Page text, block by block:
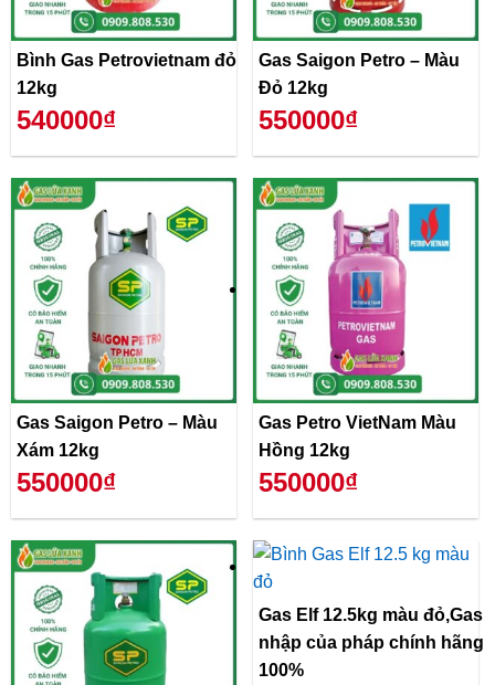
Bình Gas Petrovietnam đỏ
12kg
540000₫
Gas Saigon Petro – Màu
Đỏ 12kg
550000₫
Gas Saigon Petro – Màu
Xám 12kg
550000₫
Gas Petro VietNam Màu
Hồng 12kg
550000₫
Gas Elf 12.5kg màu đỏ,Gas
nhập của pháp chính hãng
100%